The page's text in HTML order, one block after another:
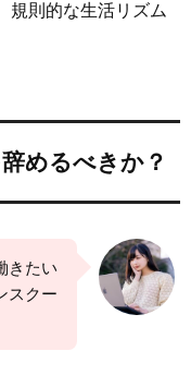
規則的な生活リズム
めるべきか？
きたい
スクー